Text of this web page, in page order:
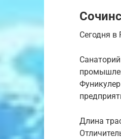
Сегодня в
Длина